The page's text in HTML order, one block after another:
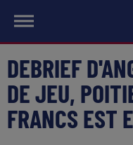
DEBRIEF
DE JEU,
FRANCS EST